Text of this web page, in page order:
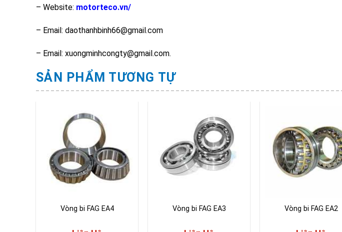
– Website: motorteco.vn/
– Email: daothanhbinh66@gmail.com
– Email: xuongminhcongty@gmail.com.
SẢN PHẨM TƯƠNG TỰ
Vòng bi FAG EA4 Vòng bi FAG EA3 Vòng bi FAG EA2